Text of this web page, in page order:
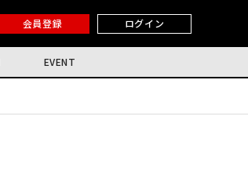
会員登録 ログイン
EVENT